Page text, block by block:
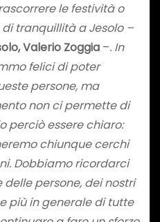
le festività o
tranquillità a Jesolo –
Valerio Zoggia–. In
felici di poter
persone, ma
non ci permette di
perciò essere chiaro:
chiunque cerchi
Dobbiamo ricordarci
delle persone, dei nostri
più in generale di tutte